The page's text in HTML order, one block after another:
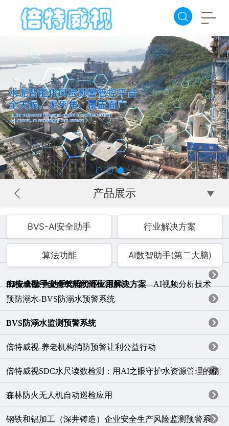
产品展示
BVS-AI安全助手 行业解决方案
算法功能 AI数智助手(第二大脑)
AI安全助手安全驾舱闭环应用解决方案
BVS-AI安全助手产品介绍
倍特威视「虚拟水尺水位检测系统」——AI视频分析技术
预防溺水-BVS防溺水预警系统
BVS防溺水监测预警系统
倍特威视-养老机构消防预警让利公益行动
倍特威视SDC水尺读数检测：用AI之眼守护水资源管理的精
森林防火无人机自动巡检应用
钢铁和铝加工（深井铸造）企业安全生产风险监测预警系